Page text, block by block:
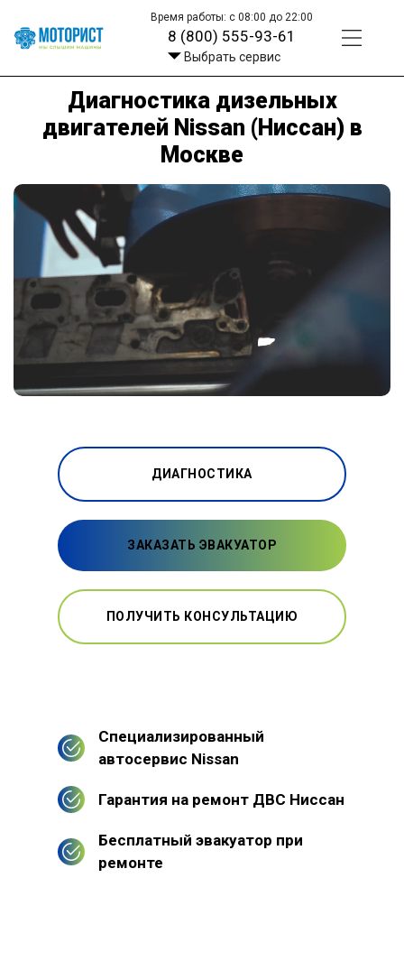
Время работы: с 08:00 до 22:00
8 (800) 555-93-61
Выбрать сервис
Диагностика дизельных
двигателей Nissan (Ниссан) в
Москве
ДИАГНОСТИКА
ЗАКАЗАТЬ ЭВАКУАТОР
ПОЛУЧИТЬ КОНСУЛЬТАЦИЮ
Специализированный
автосервис Nissan
Гарантия на ремонт ДВС Ниссан
Бесплатный эвакуатор при
ремонте